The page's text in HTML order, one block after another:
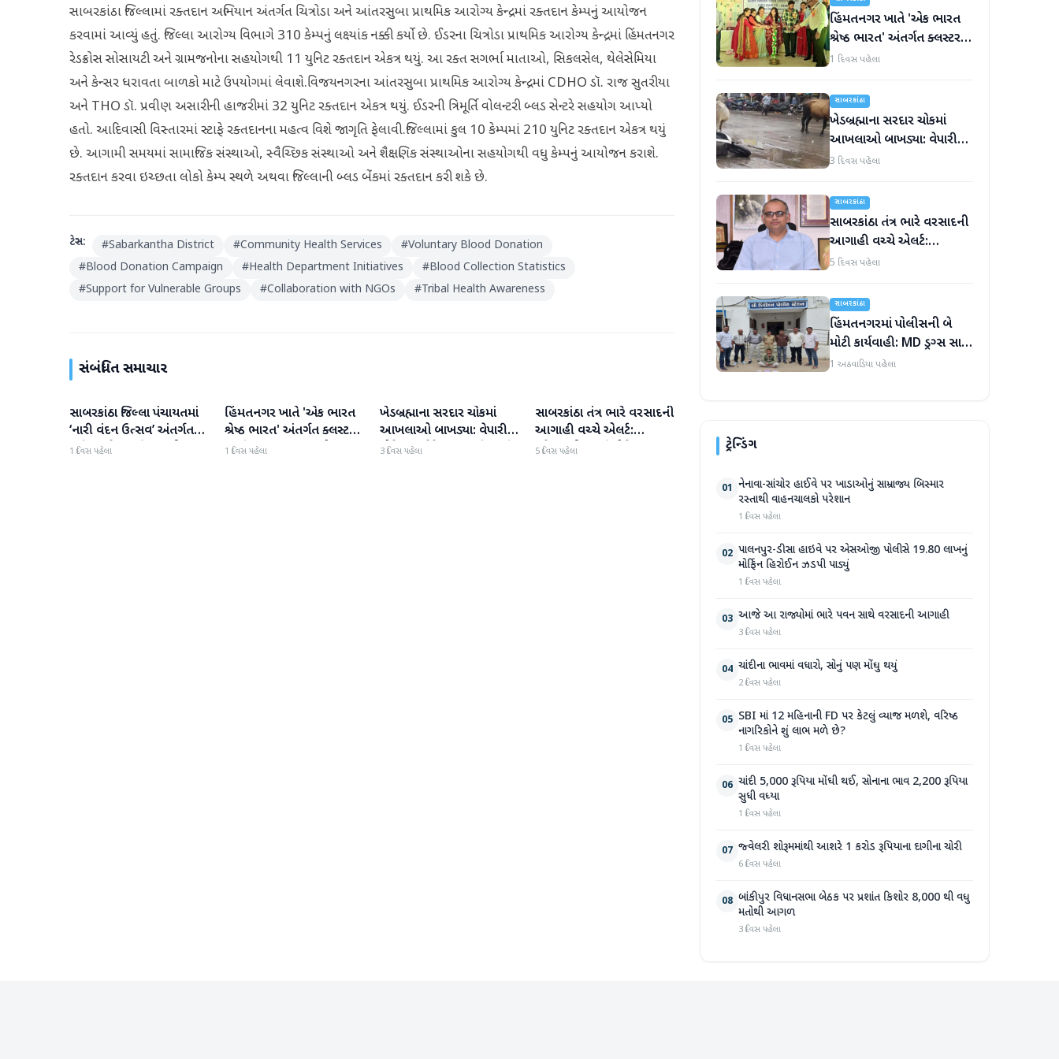
સાબરકાંઠા જિલ્લામાં રક્તદાન અભિયાન અંતર્ગત ચિત્રોડા અને આંતરસુબા પ્રાથમિક આરોગ્ય કેન્દ્રમાં રક્તદાન કેમ્પનું આયોજન
કરવામાં આવ્યું હતું. જિલ્લા આરોગ્ય વિભાગે 310 કેમ્પનું લક્ષ્યાંક નક્કી કર્યો છે. ઈડરના ચિત્રોડા પ્રાથમિક આરોગ્ય કેન્દ્રમાં હિંમતનગર
રેડક્રોસ સોસાયટી અને ગ્રામજનોના સહયોગથી 11 યુનિટ રક્તદાન એકત્ર થયું. આ રક્ત સગર્ભા માતાઓ, સિકલસેલ, થેલેસેમિયા
અને કેન્સર ધરાવતા બાળકો માટે ઉપયોગમાં લેવાશે.વિજયનગરના આંતરસુબા પ્રાથમિક આરોગ્ય કેન્દ્રમાં CDHO ડૉ. રાજ સુતરીયા
અને THO ડૉ. પ્રવીણ અસારીની હાજરીમાં 32 યુનિટ રક્તદાન એકત્ર થયું. ઈડરની ત્રિમૂર્તિ વોલન્ટરી બ્લડ સેન્ટરે સહયોગ આપ્યો
હતો. આદિવાસી વિસ્તારમાં સ્ટાફે રક્તદાનના મહત્વ વિશે જાગૃતિ ફેલાવી.જિલ્લામાં કુલ 10 કેમ્પમાં 210 યુનિટ રક્તદાન એકત્ર થયું
છે. આગામી સમયમાં સામાજિક સંસ્થાઓ, સ્વૈચ્છિક સંસ્થાઓ અને શૈક્ષણિક સંસ્થાઓના સહયોગથી વધુ કેમ્પનું આયોજન કરાશે.
રક્તદાન કરવા ઇચ્છતા લોકો કેમ્પ સ્થળે અથવા જિલ્લાની બ્લડ બેંકમાં રક્તદાન કરી શકે છે.
ટેગ્સ: #Sabarkantha District #Community Health Services #Voluntary Blood Donation
#Blood Donation Campaign #Health Department Initiatives #Blood Collection Statistics
#Support for Vulnerable Groups #Collaboration with NGOs #Tribal Health Awareness
સંબંધિત સમાચાર
સાબરકાંઠા
સાબરકાંઠા જિલ્લા પંચાયતમાં
‘નારી વંદન ઉત્સવ’ અંતર્ગત
‘મહિલા નેતૃત્વ દિવસ’ની ભવ્ય
1 દિવસ પહેલા
સાબરકાંઠા
હિંમતનગર ખાતે 'એક ભારત
શ્રેષ્ઠ ભારત' અંતર્ગત ક્લસ્ટર
સ્તરીય 'કલા ઉત્સવ'નો પ્રારંભ
1 દિવસ પહેલા
સાબરકાંઠા
ખેડબ્રહ્માના સરદાર ચોકમાં
આખલાઓ બાખડ્યા: વેપારીનું
મોપેડ અડફેટે, જાનહાનિ ટળી
3 દિવસ પહેલા
સાબરકાંઠા
સાબરકાંઠા તંત્ર ભારે વરસાદની
આગાહી વચ્ચે એલર્ટ:
કલેક્ટરની નાગરિકોને
5 દિવસ પહેલા
હિંમતનગર ખાતે 'એક ભારત
શ્રેષ્ઠ ભારત' અંતર્ગત ક્લસ્ટર
સ્તરીય 'કલા ઉત્સવ'નો પ્રારંભ
1 દિવસ પહેલા
સાબરકાંઠા
ખેડબ્રહ્માના સરદાર ચોકમાં
આખલાઓ બાખડ્યા: વેપારીનું
મોપેડ અડફેટે, જાનહાનિ ટળી
3 દિવસ પહેલા
સાબરકાંઠા
સાબરકાંઠા તંત્ર ભારે વરસાદની
આગાહી વચ્ચે એલર્ટ:
કલેક્ટરની નાગરિકોને સાવચેતી
5 દિવસ પહેલા
સાબરકાંઠા
હિંમતનગરમાં પોલીસની બે
મોટી કાર્યવાહી: MD ડ્રગ્સ સાથે
એક ઝડપાયો, પશુ ચોરીના
1 અઠવાડિયા પહેલા
ટ્રેન્ડિંગ
01 નેનાવા-સાંચોર હાઈવે પર ખાડાઓનું સામ્રાજ્ય બિસ્માર
રસ્તાથી વાહનચાલકો પરેશાન
1 દિવસ પહેલા
02 પાલનપુર-ડીસા હાઇવે પર એસઓજી પોલીસે 19.80 લાખનું
મોર્ફિન હિરોઈન ઝડપી પાડ્યું
1 દિવસ પહેલા
03 આજે આ રાજ્યોમાં ભારે પવન સાથે વરસાદની આગાહી
3 દિવસ પહેલા
04 ચાંદીના ભાવમાં વધારો, સોનું પણ મોંઘુ થયું
2 દિવસ પહેલા
05 SBI માં 12 મહિનાની FD પર કેટલું વ્યાજ મળશે, વરિષ્ઠ
નાગરિકોને શું લાભ મળે છે?
1 દિવસ પહેલા
06 ચાંદી 5,000 રૂપિયા મોંઘી થઈ, સોનાના ભાવ 2,200 રૂપિયા
સુધી વધ્યા
1 દિવસ પહેલા
07 જ્વેલરી શોરૂમમાંથી આશરે 1 કરોડ રૂપિયાના દાગીના ચોરી
6 દિવસ પહેલા
08 બાંકીપુર વિધાનસભા બેઠક પર પ્રશાંત કિશોર 8,000 થી વધુ
મતોથી આગળ
3 દિવસ પહેલા